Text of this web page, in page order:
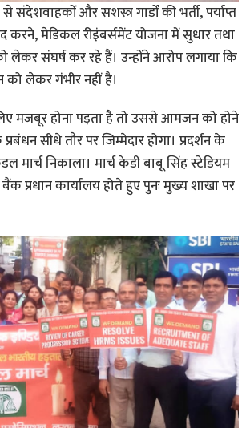
और सशस्त्र गार्डों की भर्ती, पर्याप्त
करने, मेडिकल रीइंबर्समेंट योजना में सुधार तथा
संघर्ष कर रहे हैं। उन्होंने आरोप लगाया कि
लेकर गंभीर नहीं है।
मजबूर होना पड़ता है तो उससे आमजन को होने
सीधे तौर पर जिम्मेदार होगा। प्रदर्शन के
निकाला। मार्च केडी बाबू सिंह स्टेडियम
प्रधान कार्यालय होते हुए पुनः मुख्य शाखा पर